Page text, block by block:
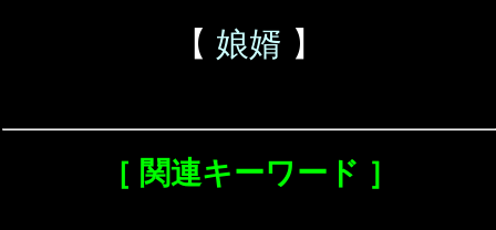
【 娘婿 】
［ 関連キーワード ］